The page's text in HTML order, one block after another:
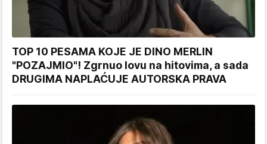
TOP 10 PESAMA KOJE JE DINO MERLIN
"POZAJMIO"! Zgrnuo lovu na hitovima, a sada
DRUGIMA NAPLAĆUJE AUTORSKA PRAVA